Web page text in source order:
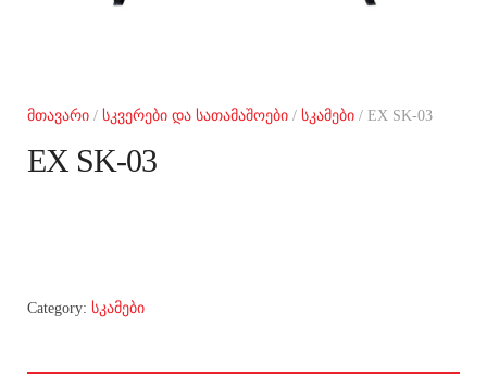
მთავარი / სკვერები და სათამაშოები / სკამები / EX SK-03
EX SK-03
Category: სკამები